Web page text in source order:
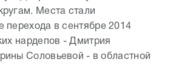
Места стали
перехода в сентябре 2014
нардепов - Дмитрия
Соловьевой - в областной